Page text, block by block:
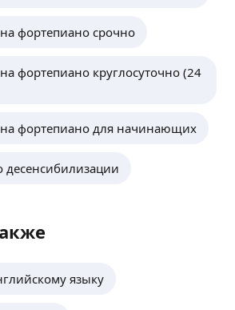
А.
-10%
семьей
ещё
фортепиано срочно
фортепиано круглосуточно (24
фортепиано для начинающих
десенсибилизации
языку